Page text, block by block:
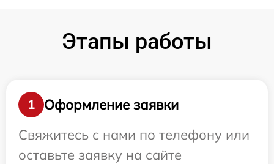
Этапы работы
1
Оформление заявки
Свяжитесь с нами по телефону или
оставьте заявку на сайте